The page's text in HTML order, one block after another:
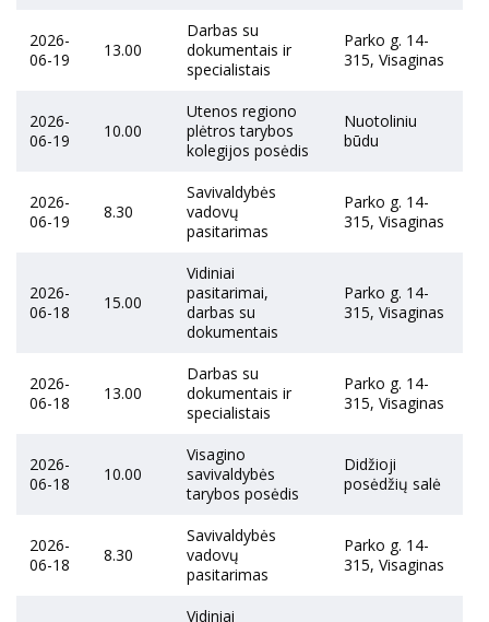
2026-
06-19
13.00
Darbas su
dokumentais ir
specialistais
Parko g. 14-
315, Visaginas
2026-
06-19
10.00
Utenos regiono
plėtros tarybos
kolegijos posėdis
Nuotoliniu
būdu
2026-
06-19
8.30
Savivaldybės
vadovų
pasitarimas
Parko g. 14-
315, Visaginas
2026-
06-18
15.00
Vidiniai
pasitarimai,
darbas su
dokumentais
Parko g. 14-
315, Visaginas
2026-
06-18
13.00
Darbas su
dokumentais ir
specialistais
Parko g. 14-
315, Visaginas
2026-
06-18
10.00
Visagino
savivaldybės
tarybos posėdis
Didžioji
posėdžių salė
2026-
06-18
8.30
Savivaldybės
vadovų
pasitarimas
Parko g. 14-
315, Visaginas
Vidiniai